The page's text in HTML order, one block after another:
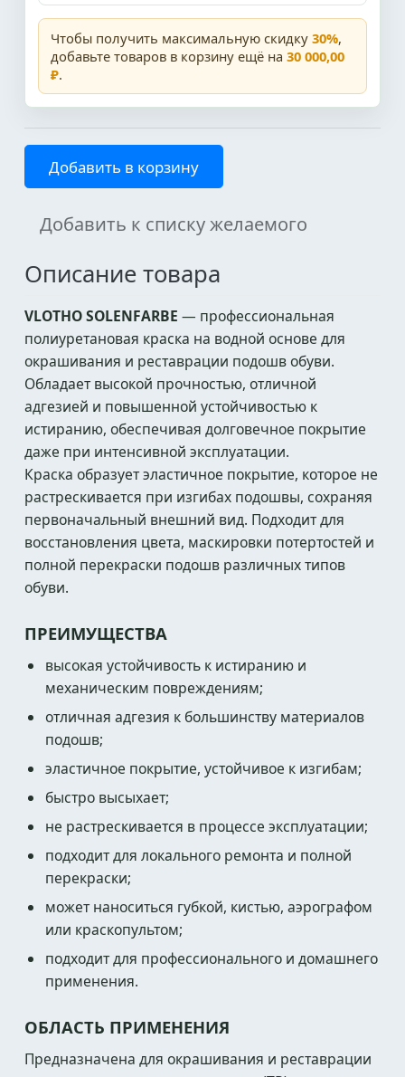
Чтобы получить максимальную скидку 30%,
добавьте товаров в корзину ещё на 30 000,00
₽.
Добавить в корзину
Добавить к списку желаемого
Описание товара
VLOTHO SOLENFARBE — профессиональная
полиуретановая краска на водной основе для
окрашивания и реставрации подошв обуви.
Обладает высокой прочностью, отличной
адгезией и повышенной устойчивостью к
истиранию, обеспечивая долговечное покрытие
даже при интенсивной эксплуатации.
Краска образует эластичное покрытие, которое не
растрескивается при изгибах подошвы, сохраняя
первоначальный внешний вид. Подходит для
восстановления цвета, маскировки потертостей и
полной перекраски подошв различных типов
обуви.
ПРЕИМУЩЕСТВА
высокая устойчивость к истиранию и
механическим повреждениям;
отличная адгезия к большинству материалов
подошв;
эластичное покрытие, устойчивое к изгибам;
быстро высыхает;
не растрескивается в процессе эксплуатации;
подходит для локального ремонта и полной
перекраски;
может наноситься губкой, кистью, аэрографом
или краскопультом;
подходит для профессионального и домашнего
применения.
ОБЛАСТЬ ПРИМЕНЕНИЯ
Предназначена для окрашивания и реставрации